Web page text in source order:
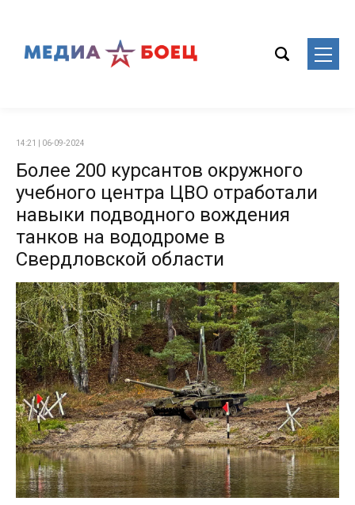
14:21 | 06-09-2024
Более 200 курсантов окружного
учебного центра ЦВО отработали
навыки подводного вождения
танков на вододроме в
Свердловской области